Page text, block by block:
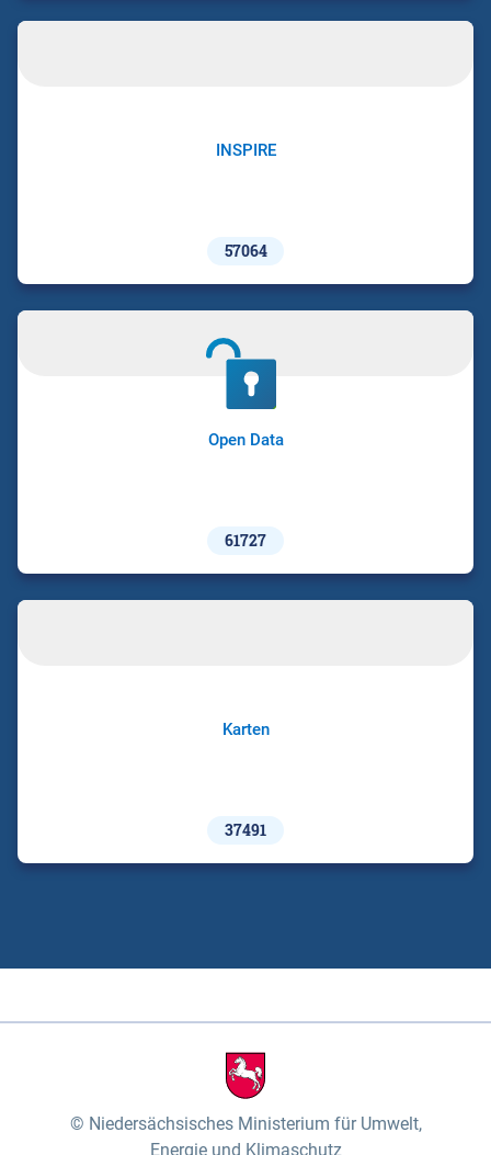
INSPIRE
57064
Open Data
61727
Karten
37491
Niedersächsisches Ministerium für Umwelt,
Energie und Klimaschutz